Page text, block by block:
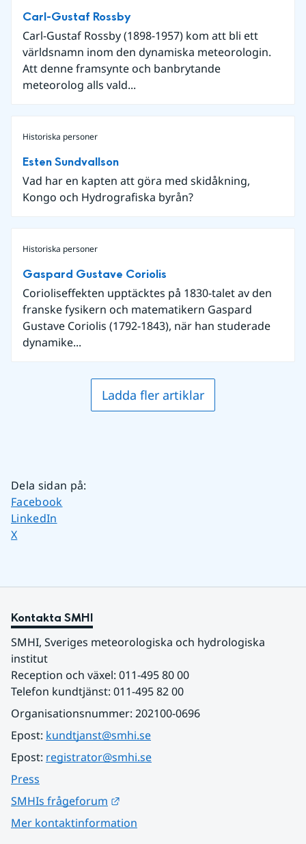
Carl-Gustaf Rossby
Carl-Gustaf Rossby (1898-1957) kom att bli ett
världsnamn inom den dynamiska meteorologin.
Att denne framsynte och banbrytande
meteorolog alls vald...
Historiska personer
Esten Sundvallson
Vad har en kapten att göra med skidåkning,
Kongo och Hydrografiska byrån?
Historiska personer
Gaspard Gustave Coriolis
Corioliseffekten upptäcktes på 1830-talet av den
franske fysikern och matematikern Gaspard
Gustave Coriolis (1792-1843), när han studerade
dynamike...
Ladda fler artiklar
Dela sidan på:
Dela sidan på
Facebook
Dela sidan på
LinkedIn
Dela sidan på
X
Kontakta SMHI
SMHI, Sveriges meteorologiska och hydrologiska
institut
Reception och växel: 011-495 80 00
Telefon kundtjänst: 011-495 82 00
Organisationsnummer: 202100-0696
Epost: kundtjanst@smhi.se
Epost: registrator@smhi.se
Press
SMHIs frågeforum
Mer kontaktinformation